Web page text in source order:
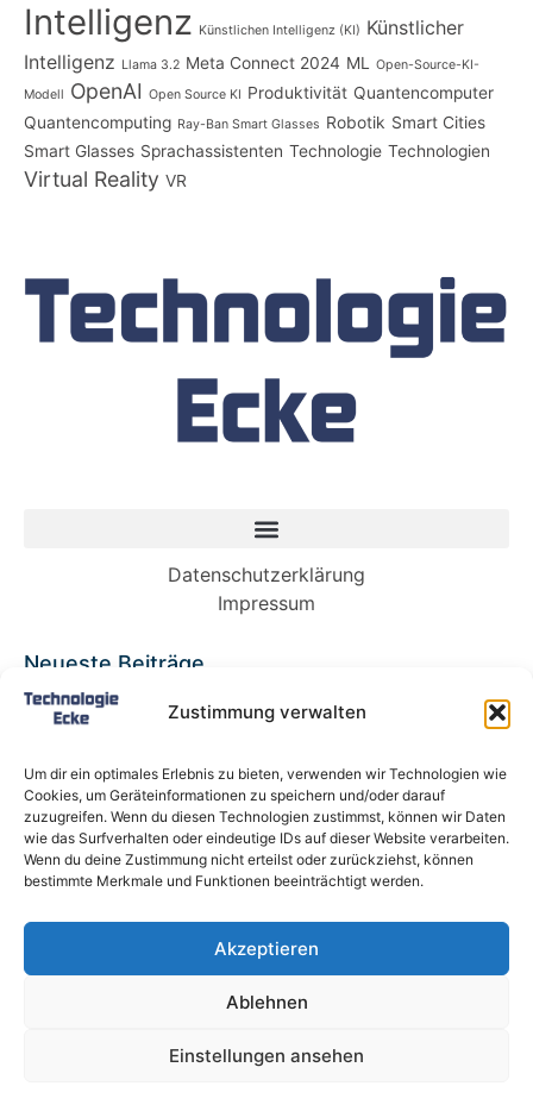
Zustimmung verwalten
Um dir ein optimales Erlebnis zu bieten, verwenden wir Technologien wie
Cookies, um Geräteinformationen zu speichern und/oder darauf
zuzugreifen. Wenn du diesen Technologien zustimmst, können wir Daten
wie das Surfverhalten oder eindeutige IDs auf dieser Website verarbeiten.
Wenn du deine Zustimmung nicht erteilst oder zurückziehst, können
bestimmte Merkmale und Funktionen beeinträchtigt werden.
Akzeptieren
Ablehnen
Einstellungen ansehen
Intelligenz Künstlichen Intelligenz (KI) Künstlicher
Intelligenz Llama 3.2 Meta Connect 2024 ML
Open-Source-KI-
Modell OpenAI Open Source KI Produktivität Quantencomputer
Quantencomputing Ray-Ban Smart Glasses Robotik Smart Cities
Smart Glasses Sprachassistenten Technologie Technologien
Virtual Reality VR
Datenschutzerklärung
Impressum
Neueste Beiträge
Babybett 90×200: Die perfekte Lösung für
wachsende Kinder und kleine Räume
Deutschland endlich ein Recht auf Kühlung
braucht
Schneckentempo: Die langsamsten Autos der
Welt
Softwareentwicklungsteam: Das sind die
Alle Rechte vorbehalten @ Technologie-Ecke.de